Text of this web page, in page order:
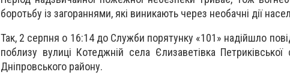
боротьбу із загораннями, які виникають через необачні дії
Так, 2 серпня о 16:14 до Служби порятунку «101» надійшло
поблизу вулиці Котеджній села Єлизаветівка Петриківської
Дніпровського району.